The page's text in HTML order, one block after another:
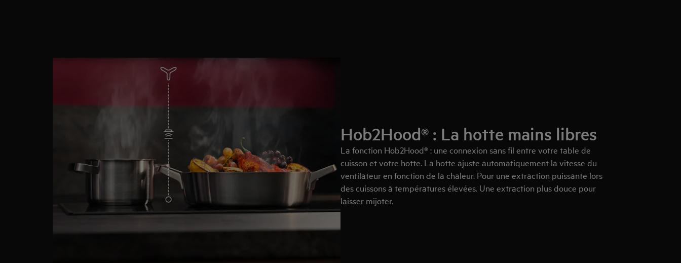
Hob2Hood® : La hotte mains libres
La fonction Hob2Hood® : une connexion sans fil entre votre table de
cuisson et votre hotte. La hotte ajuste automatiquement la vitesse du
ventilateur en fonction de la chaleur. Pour une extraction puissante lors
des cuissons à températures élevées. Une extraction plus douce pour
laisser mijoter.